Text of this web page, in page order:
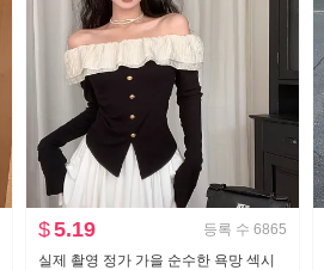
$5.19 등록 수 6865
실제 촬영 정가 가을 순수한 욕망 섹시